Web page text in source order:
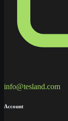
info@tesland.com
Account